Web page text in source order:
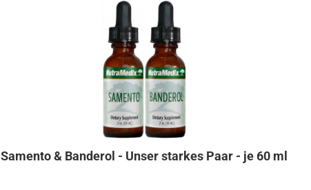
Samento & Banderol - Unser starkes Paar - je 60 ml